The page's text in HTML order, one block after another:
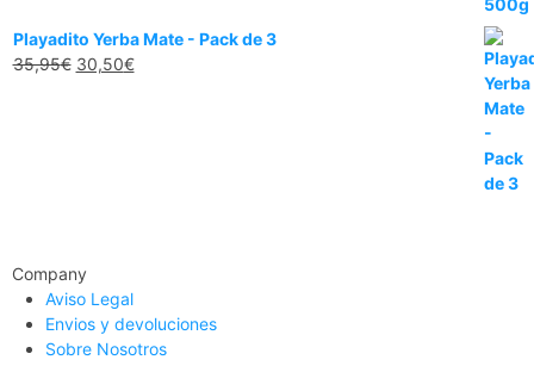
Playadito Yerba Mate - Pack de 3
35,95€ 30,50€
Company
Aviso Legal
Envios y devoluciones
Sobre Nosotros